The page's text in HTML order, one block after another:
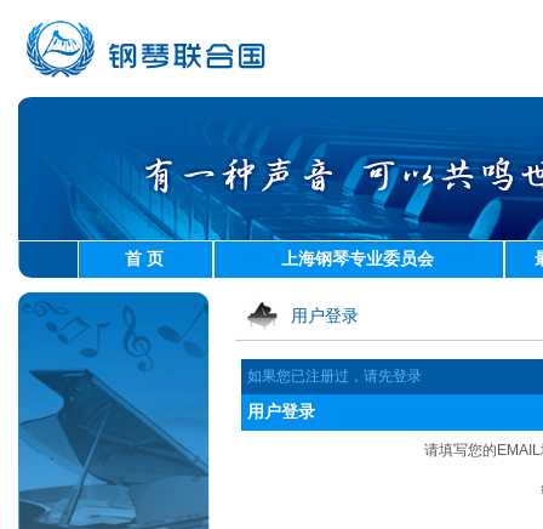
首 页 上海钢琴专业委员会
用户登录
如果您已注册过，请先登录
用户登录
请填写您的